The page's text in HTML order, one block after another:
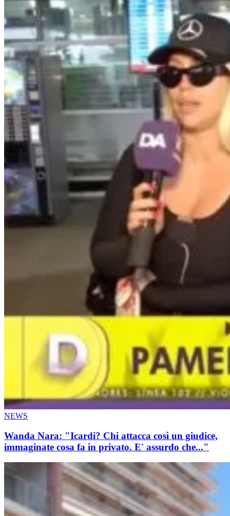
NEWS
Wanda Nara: "Icardi? Chi attacca così un giudice,
immaginate cosa fa in privato. E' assurdo che..."